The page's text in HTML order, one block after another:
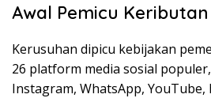
Awal Pemicu Keributan
Kerusuhan dipicu kebijakan
26 platform media sosial
Instagram, WhatsApp, YouTube,